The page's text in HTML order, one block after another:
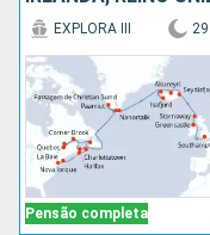
Pensão completa
EXPLORA III 29